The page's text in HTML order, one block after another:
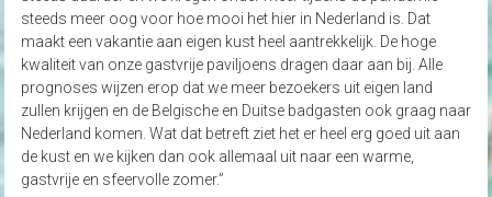
steeds meer oog voor hoe mooi het hier in Nederland is. Dat
maakt een vakantie aan eigen kust heel aantrekkelijk. De hoge
kwaliteit van onze gastvrije paviljoens dragen daar aan bij. Alle
prognoses wijzen erop dat we meer bezoekers uit eigen land
zullen krijgen en de Belgische en Duitse badgasten ook graag naar
Nederland komen. Wat dat betreft ziet het er heel erg goed uit aan
de kust en we kijken dan ook allemaal uit naar een warme,
gastvrije en sfeervolle zomer.”